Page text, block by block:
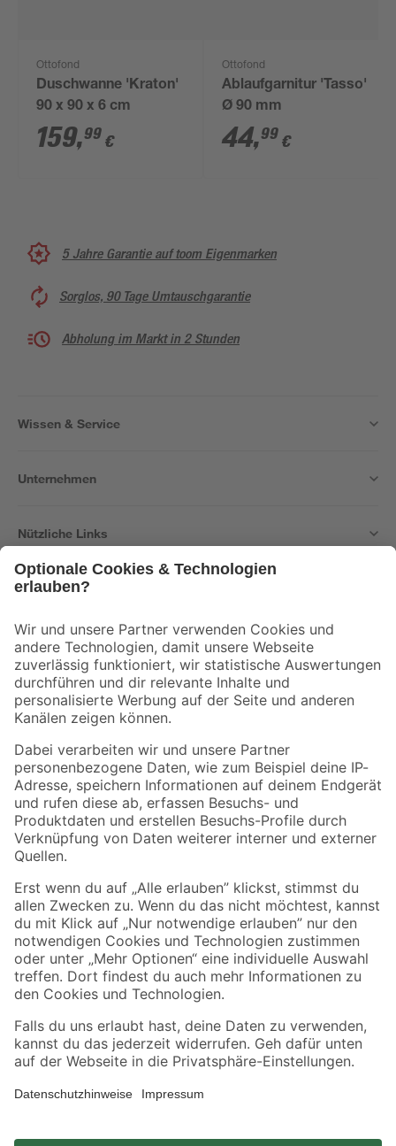
Ottofond
Duschwanne 'Kraton'
90 x 90 x 6 cm
159,99 €
Ottofond
Ablaufgarnitur 'Tasso'
Ø 90 mm
44,99 €
5 Jahre Garantie auf toom Eigenmarken
Sorglos, 90 Tage Umtauschgarantie
Abholung im Markt in 2 Stunden
Wissen & Service
Unternehmen
Nützliche Links
Der toom Newsletter: Keine Angebote und Aktionen mehr verpassen!
Zur Newsletter Anmeldung
Folge uns
Zahlungsarten Versandarten
Sicher einkaufen
Jetzt die toom-App herunterladen
Alle Preisangaben in EUR inkl. gesetzl. MwSt.. Die dargestellten Angebote sind unter
Umständen nicht in allen Märkten verfügbar. Die angegebenen Verfügbarkeiten beziehen
Produkte nur solange der Vorrat reicht.
*Paketversand ab 59 € versandkostenfrei, gilt nicht für Artikel mit Speditionsversand, hier